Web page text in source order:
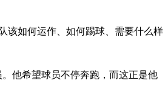
该如何运作、如何踢球、需要什么样
他希望球员不停奔跑，而这正是他